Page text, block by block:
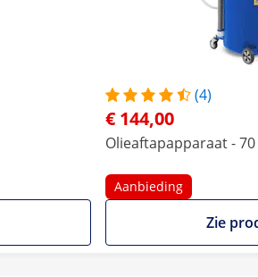
(4)
€ 144,00
Olieaftapapparaat - 70
Aanbieding
Zie